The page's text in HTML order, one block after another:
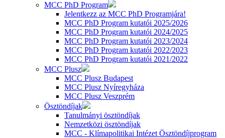
MCC PhD Program
Jelentkezz az MCC PhD Programjára!
MCC PhD Program kutatói 2025/2026
MCC PhD Program kutatói 2024/2025
MCC PhD Program kutatói 2023/2024
MCC PhD Program kutatói 2022/2023
MCC PhD Program kutatói 2021/2022
MCC Plusz
MCC Plusz Budapest
MCC Plusz Nyíregyháza
MCC Plusz Veszprém
Ösztöndíjak
Tanulmányi ösztöndíjak
Nemzetközi ösztöndíjak
MCC - Klímapolitikai Intézet Ösztöndíjprogram